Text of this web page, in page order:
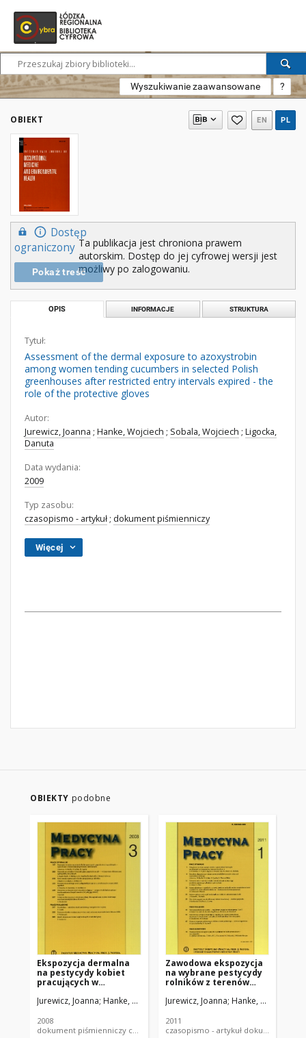
Wyszukiwanie zaawansowane ?
OBIEKT EN PL
Dostęp
ograniczony
Pokaż treść
Ta publikacja jest chroniona prawem
autorskim. Dostęp do jej cyfrowej wersji jest
możliwy po zalogowaniu.
OPIS INFORMACJE STRUKTURA
Tytuł:
Assessment of the dermal exposure to azoxystrobin
among women tending cucumbers in selected Polish
greenhouses after restricted entry intervals expired - the
role of the protective gloves
Autor:
Jurewicz, Joanna ; Hanke, Wojciech ; Sobala, Wojciech ; Ligocka,
Danuta
Data wydania:
2009
Typ zasobu:
czasopismo - artykuł ; dokument piśmienniczy
Więcej
OBIEKTY podobne
Ekspozycja dermalna
na pestycydy kobiet
pracujących w
ogrodniczych - wyniki
wykorzystaniem
próbników
Jurewicz, Joanna Hanke, Wojciech Sobala, Wojciech Ligocka, Danuta
2008
dokument piśmienniczy czasopismo - artykuł
Zawodowa ekspozycja
na wybrane pestycydy
rolników z terenów
województwa
Jurewicz, Joanna Hanke, Wojciech
2011
czasopismo - artykuł